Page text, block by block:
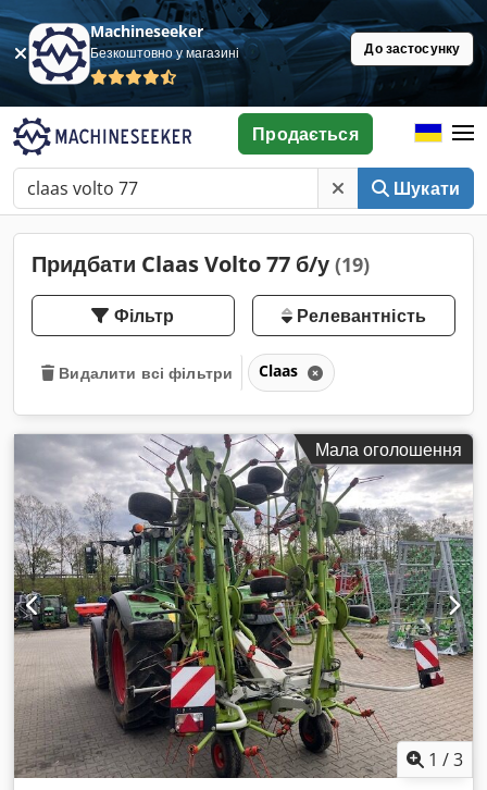
Machineseeker
Безкоштовно у магазині До застосунку
Шукати
Продається
Придбати Claas Volto 77 б/у (19)
Фільтр Релевантність
Видалити всі фільтри Claas
Мала оголошення
1 /3